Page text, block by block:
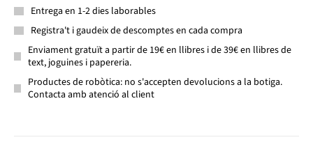
Entrega en 1-2 dies laborables
Registra't i gaudeix de descomptes en cada compra
Enviament gratuït a partir de 19€ en llibres i de 39€ en llibres de
text, joguines i papereria.
Productes de robòtica: no s'accepten devolucions a la botiga.
Contacta amb atenció al client